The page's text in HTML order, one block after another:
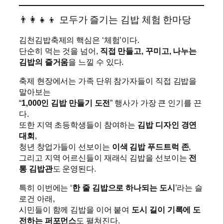
👨‍👩‍👧‍👦 모두가 즐기는 김밥 체험 한마당
김천김밥축제의 핵심은 ‘체험’이다.
단순히 먹는 것을 넘어, 직접 만들고, 꾸미고, 나누는
김밥의 즐거움을 느낄 수 있다.
축제 현장에서는 가족 단위 참가자들이 직접 김밥을
말아보는
“1,000인 김밥 만들기 도전” 행사가 가장 큰 인기를 끈
다.
또한 지역 초등학생들이 참여하는 김밥 디자인 경연
대회,
청년 창업가들이 선보이는 이색 김밥 푸드트럭 존,
그리고 지역 어르신들이 재래식 김밥을 선보이는 전
통 김밥관도 운영된다.
특히 이번에는 ‘한 줄 김밥으로 하나되는 도시’라는 슬
로건 아래,
시민들이 함께 김밥을 이어 붙여 도시 길이 기록에 도
전하는 퍼포먼스도 펼쳐진다.